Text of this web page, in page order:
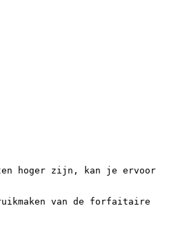
hoger zijn, kan je ervoor
van de forfaitaire